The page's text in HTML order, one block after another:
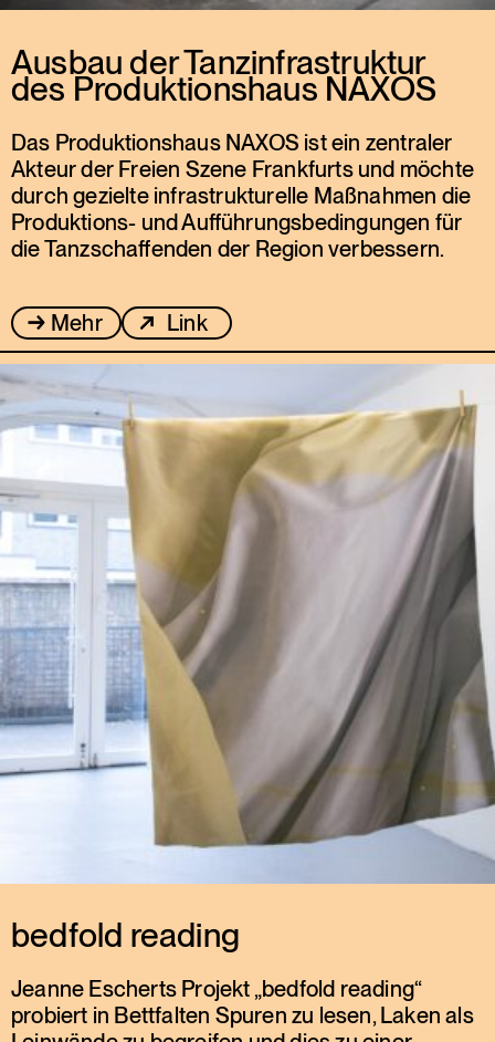
Ausbau der Tanzinfrastruktur
des Produktionshaus NAXOS
Das Produktionshaus NAXOS ist ein zentraler
Akteur der Freien Szene Frankfurts und möchte
durch gezielte infrastrukturelle Maßnahmen die
Produktions- und Aufführungsbedingungen für
die Tanzschaffenden der Region verbessern.
Mehr Link
bedfold reading
Jeanne Escherts Projekt „bedfold reading“
probiert in Bettfalten Spuren zu lesen, Laken als